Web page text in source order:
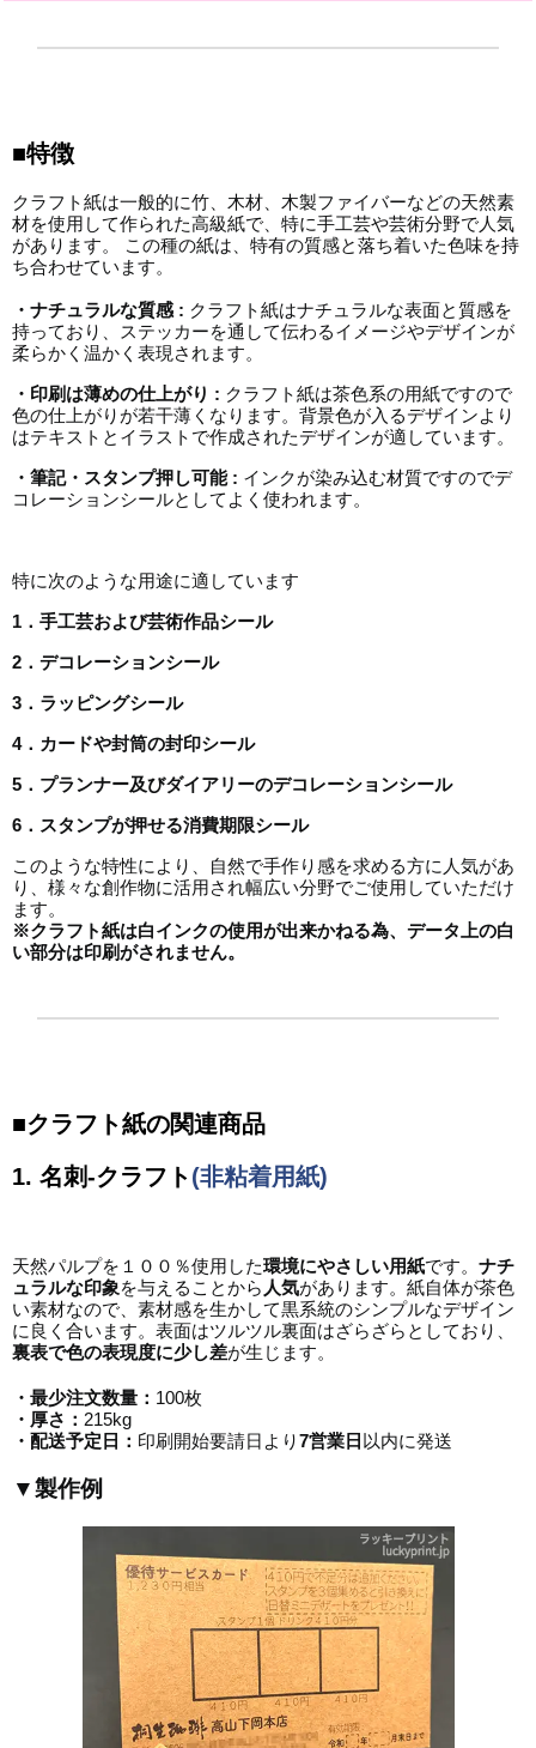
■特徴
クラフト紙は一般的に竹、木材、木製ファイバーなどの天然素
材を使用して作られた高級紙で、特に手工芸や芸術分野で人気
があります。 この種の紙は、特有の質感と落ち着いた色味を持
ち合わせています。
・ナチュラルな質感 : クラフト紙はナチュラルな表面と質感を
持っており、ステッカーを通して伝わるイメージやデザインが
柔らかく温かく表現されます。
・印刷は薄めの仕上がり : クラフト紙は茶色系の用紙ですので
色の仕上がりが若干薄くなります。背景色が入るデザインより
はテキストとイラストで作成されたデザインが適しています。
・筆記・スタンプ押し可能 : インクが染み込む材質ですのでデ
コレーションシールとしてよく使われます。
特に次のような用途に適しています
1．手工芸および芸術作品シール
2．デコレーションシール
3．ラッピングシール
4．カードや封筒の封印シール
5．プランナー及びダイアリーのデコレーションシール
6．スタンプが押せる消費期限シール
このような特性により、自然で手作り感を求める方に人気があ
り、様々な創作物に活用され幅広い分野でご使用していただけ
ます。
※クラフト紙は白インクの使用が出来かねる為、データ上の白
い部分は印刷がされません。
■クラフト紙の関連商品
1. 名刺-クラフト(非粘着用紙)
天然パルプを１００％使用した環境にやさしい用紙です。 ナチ
ュラルな印象を与えることから 人気があります。紙自体が茶色
い素材なので、素材感を生かして黒系統のシンプルなデザイン
に良く合います。表面はツルツル裏面はざらざらとしており、
裏表で色の表現度に少し差が生じます。
・最少注文数量： 100枚
・厚さ： 215kg
・配送予定日： 印刷開始要請日より7営業日 以内に発送
▼製作例